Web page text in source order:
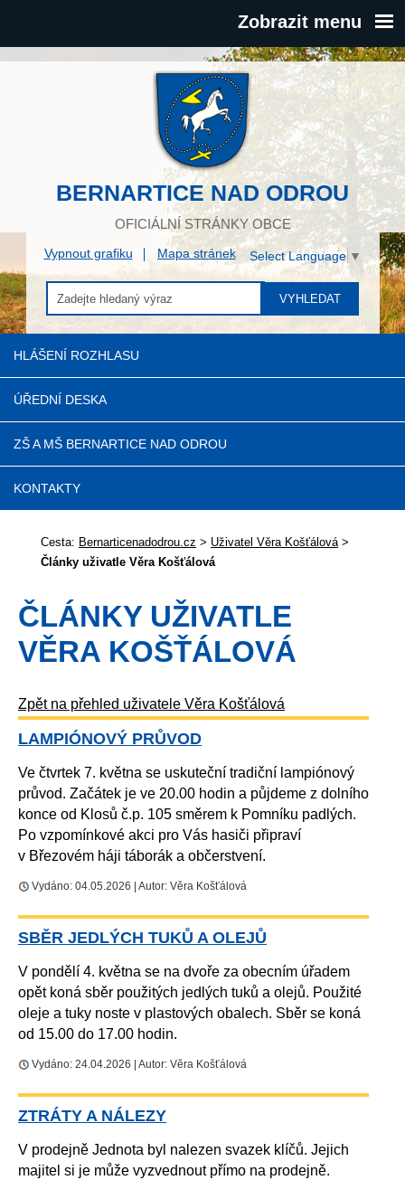
Zobrazit menu
BERNARTICE NAD ODROU
OFICIÁLNÍ STRÁNKY OBCE
Vypnout grafiku Mapa stránek Select Language ▼
VYHLEDAT
HLÁŠENÍ ROZHLASU
ÚŘEDNÍ DESKA
ZŠ A MŠ BERNARTICE NAD ODROU
KONTAKTY
Cesta: Bernarticenadodrou.cz > Uživatel Věra Košťálová>
Články uživatle Věra Košťálová
ČLÁNKY UŽIVATLE
VĚRA KOŠŤÁLOVÁ
Zpět na přehled uživatele Věra Košťálová
LAMPIÓNOVÝ PRŮVOD
Ve čtvrtek 7. května se uskuteční tradiční lampiónový
průvod. Začátek je ve 20.00 hodin a půjdeme z dolního
konce od Klosů č.p. 105 směrem k Pomníku padlých.
Po vzpomínkové akci pro Vás hasiči připraví
v Březovém háji táborák a občerstvení.
Vydáno: 04.05.2026 | Autor: Věra Košťálová
SBĚR JEDLÝCH TUKŮ A OLEJŮ
V pondělí 4. května se na dvoře za obecním úřadem
opět koná sběr použitých jedlých tuků a olejů. Použité
oleje a tuky noste v plastových obalech. Sběr se koná
od 15.00 do 17.00 hodin.
Vydáno: 24.04.2026 | Autor: Věra Košťálová
ZTRÁTY A NÁLEZY
V prodejně Jednota byl nalezen svazek klíčů. Jejich
majitel si je může vyzvednout přímo na prodejně.